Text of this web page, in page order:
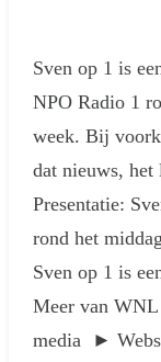
Sven op 1 is
NPO Radio 1
week. Bij
dat nieuws,
Presentatie:
rond het
Sven op 1 is
Meer van WNL
media ►